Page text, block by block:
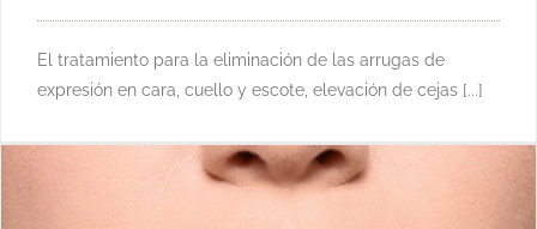
El tratamiento para la eliminación de las arrugas de
expresión en cara, cuello y escote, elevación de cejas [...]